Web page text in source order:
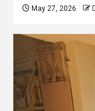
May 27, 2026